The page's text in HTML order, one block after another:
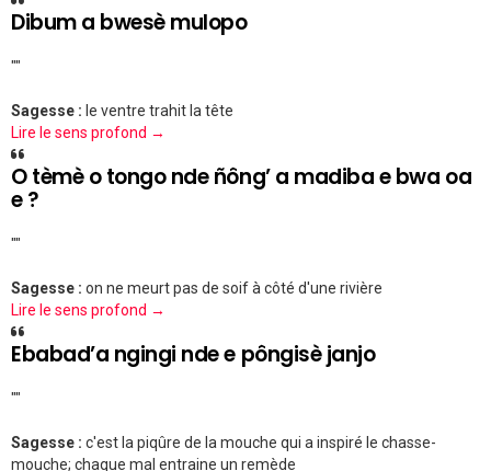
Dibum a bwesè mulopo
""
Sagesse : le ventre trahit la tête
Lire le sens profond →
O tèmè o tongo nde ñông’ a madiba e bwa oa
e ?
""
Sagesse : on ne meurt pas de soif à côté d'une rivière
Lire le sens profond →
Ebabad’a ngingi nde e pôngisè janjo
""
Sagesse : c'est la piqûre de la mouche qui a inspiré le chasse-
mouche; chaque mal entraine un remède